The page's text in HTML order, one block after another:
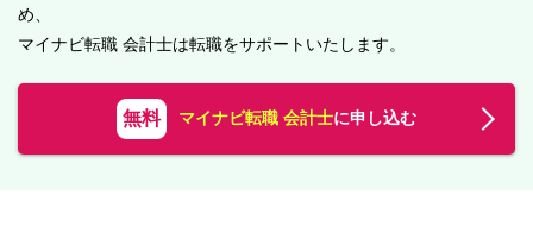
め、
マイナビ転職 会計士は転職をサポートいたします。
無料 マイナビ転職 会計士に申し込む